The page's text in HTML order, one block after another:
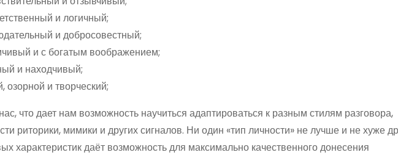
и логичный;
и добросовестный;
и с богатым воображением;
и находчивый;
и творческий;
что дает нам возможность научиться адаптироваться к разным стилям разговора,
риторики, мимики и других сигналов. Ни один «тип личности» не лучше и не хуже
характеристик даёт возможность для максимально качественного донесения